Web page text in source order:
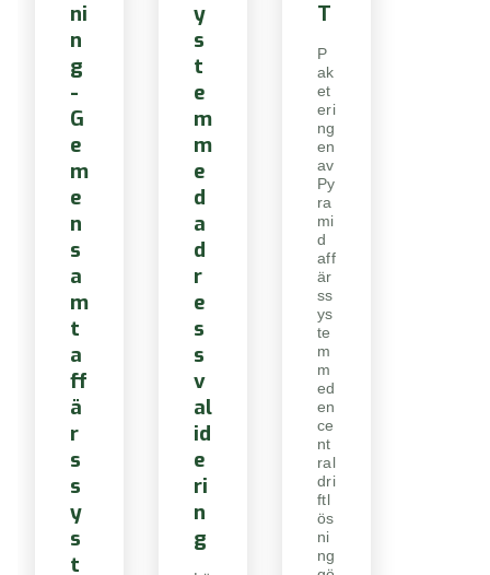
ni
n
g
-
G
e
m
e
n
s
a
m
t
a
ff
ä
r
s
s
y
s
t
y
s
t
e
m
m
e
d
a
d
r
e
s
s
v
al
id
e
ri
n
g
T
P
ak
et
eri
ng
en
av
Py
ra
mi
d
aff
är
ss
ys
te
m
m
ed
en
ce
nt
ral
dri
ftl
ös
ni
ng